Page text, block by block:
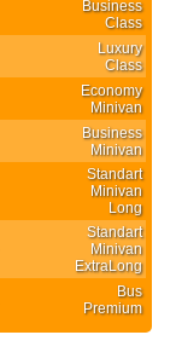
Business
Class
Luxury
Class
Economy
Minivan
Business
Minivan
Standart
Minivan
Long
Standart
Minivan
ExtraLong
Bus
Premium